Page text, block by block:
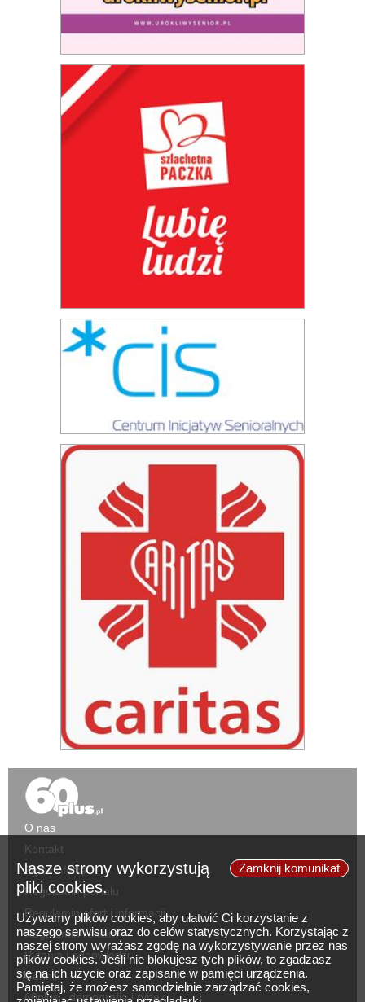
Zamknij komunikat
Nasze strony wykorzystują
pliki cookies.
Używamy plików cookies, aby ułatwić Ci korzystanie z
naszego serwisu oraz do celów statystycznych. Korzystając z
naszej strony wyrażasz zgodę na wykorzystywanie przez nas
plików cookies. Jeśli nie blokujesz tych plików, to zgadzasz
się na ich użycie oraz zapisanie w pamięci urządzenia.
Pamiętaj, że możesz samodzielnie zarządzać cookies,
O nas
Kontakt
Zgłoś ofertę
Regulamin portalu
Regulamin ofert i informacji
Regulamin reklam
Pytania i odpowiedzi
Cennik
60plus - demografia i rynek